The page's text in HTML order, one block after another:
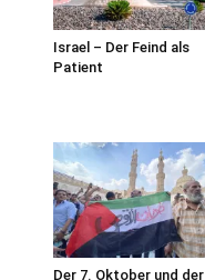
Israel – Der Feind als
Patient
Der 7. Oktober und der